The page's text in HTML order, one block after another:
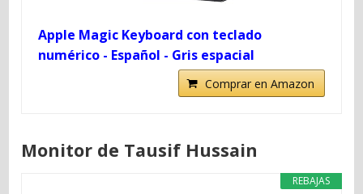
Apple Magic Keyboard con teclado
numérico - Español - Gris espacial
Comprar en Amazon
Monitor de Tausif Hussain
REBAJAS